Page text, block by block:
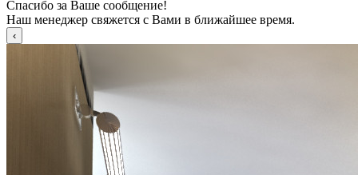
Спасибо за Ваше сообщение!
Наш менеджер свяжется с Вами в ближайшее время.